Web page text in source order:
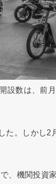
設数は、前
。しかし2
、機関投資